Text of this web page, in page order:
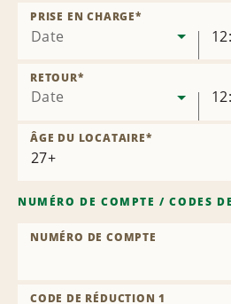
Date
PRISE EN CHARGE*
Date
RETOUR*
ÂGE DU LOCATAIRE*
NUMÉRO DE COMPTE /CODES
NUMÉRO DE COMPTE
CODE DE RÉDUCTION 1